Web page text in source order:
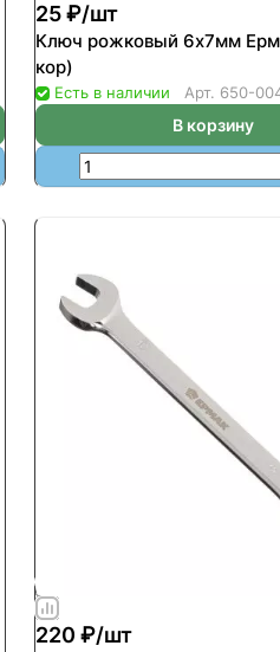
25 ₽/шт
Ключ рожковый 6х7мм
кор)
Есть в наличии Арт. 650-
В корзину
220 ₽/шт